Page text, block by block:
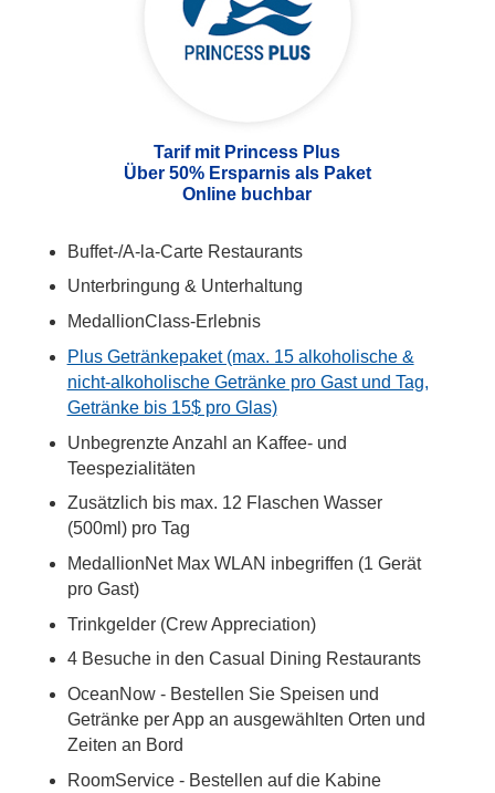
Tarif mit Princess Plus
Über 50% Ersparnis als Paket
Online buchbar
Buffet-/A-la-Carte Restaurants
Unterbringung & Unterhaltung
MedallionClass-Erlebnis
Plus Getränkepaket (max. 15 alkoholische &
nicht-alkoholische Getränke pro Gast und Tag,
Getränke bis 15$ pro Glas)
Unbegrenzte Anzahl an Kaffee- und
Teespezialitäten
Zusätzlich bis max. 12 Flaschen Wasser
(500ml) pro Tag
MedallionNet Max WLAN inbegriffen (1 Gerät
pro Gast)
Trinkgelder (Crew Appreciation)
4 Besuche in den Casual Dining Restaurants
OceanNow - Bestellen Sie Speisen und
Getränke per App an ausgewählten Orten und
Zeiten an Bord
RoomService - Bestellen auf die Kabine